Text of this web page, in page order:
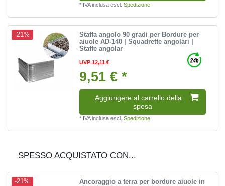
* IVA inclusa escl.Spedizione
-21%
Staffa angolo 90 gradi per Bordure per
aiuole AD-140 | Squadrette angolari |
Staffe angolar
UVP 12,11 €
9,51 € *
Aggiungere al carrello della
spesa
* IVA inclusa escl.Spedizione
SPESSO ACQUISTATO CON...
-21%
Ancoraggio a terra per bordure aiuole in